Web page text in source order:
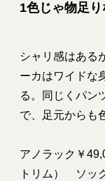
1色じゃ物足
シャリ感はある
ーカはワイドな
る。同じくパン
で、足元からも
アノラック￥
トリム） ソッ